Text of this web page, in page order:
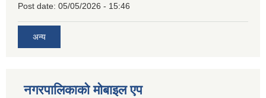
Post date: 05/05/2026 - 15:46
अन्य
नगरपालिकाकाे माेबाइल एप